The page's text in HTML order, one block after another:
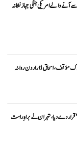
آنے والے امریکی جنگی جہاز نشانہ
مؤقف، اسحاق ڈار اردن روانہ
دے دیا، تہران نے براہِ راست